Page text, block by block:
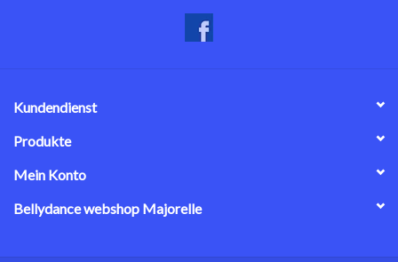
Kundendienst
Produkte
Mein Konto
Bellydance webshop Majorelle